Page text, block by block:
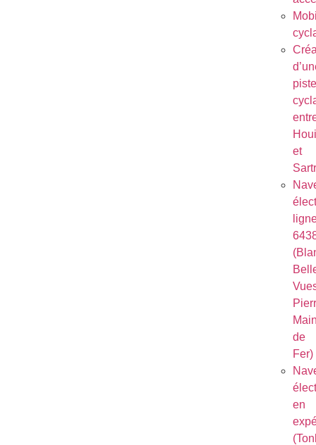
piste
et
de
Fer)
en